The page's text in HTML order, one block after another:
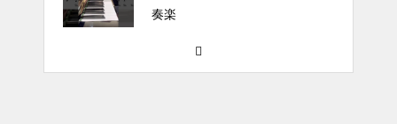
奏楽
#tiktok #shorts #shortsdaily #sh